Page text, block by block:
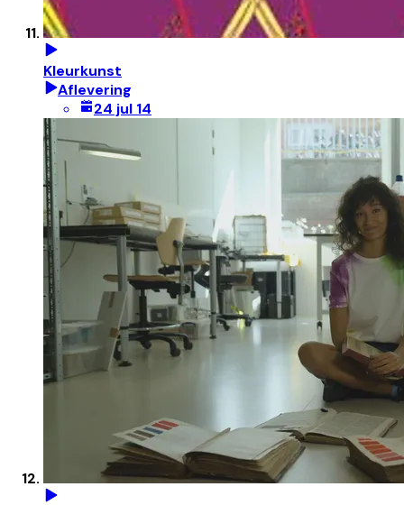
Kleurkunst
Aflevering
24 jul 14